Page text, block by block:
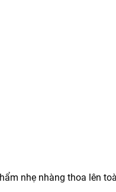
nhẹ nhàng thoa lên